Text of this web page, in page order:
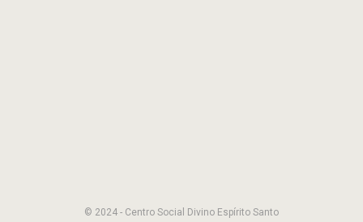
© 2024 - Centro Social Divino Espírito Santo